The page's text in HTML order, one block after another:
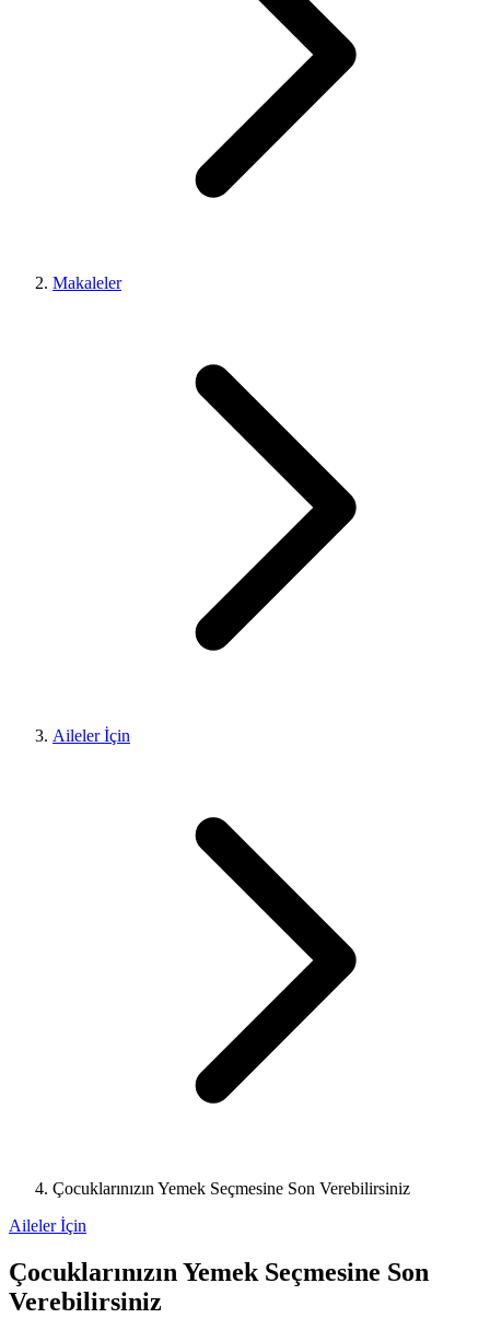
Makaleler
Aileler İçin
Çocuklarınızın Yemek Seçmesine Son Verebilirsiniz
Aileler İçin
Çocuklarınızın Yemek Seçmesine Son
Verebilirsiniz